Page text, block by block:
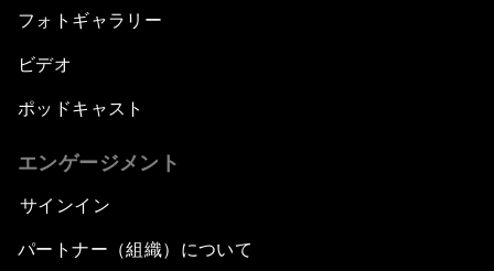
フォトギャラリー
ビデオ
ポッドキャスト
エンゲージメント
サインイン
パートナー（組織）について